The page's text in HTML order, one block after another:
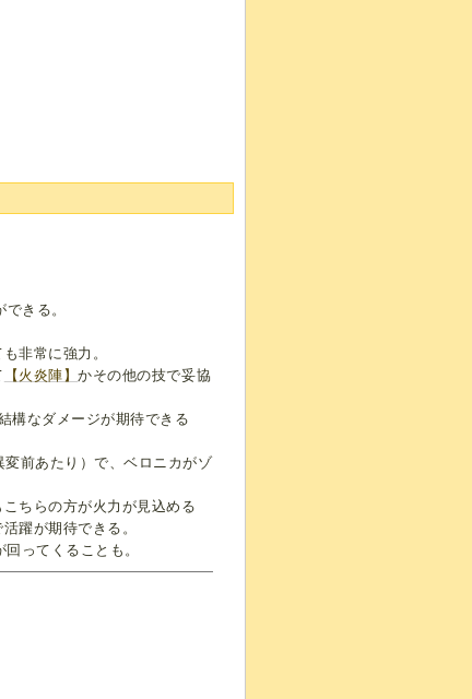
きる。
非常に強力。
【火炎陣】かその他の技で妥協
構なダメージが期待できる
前あたり）で、ベロニカがゾ
ちらの方が火力が見込める
躍が期待できる。
ってくることも。